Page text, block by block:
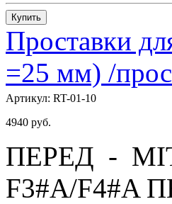
Купить
Проставки
=25 мм) /
Артикул: RT-01-10
4940 руб.
ПЕРЕД -
F3#A/F4#A